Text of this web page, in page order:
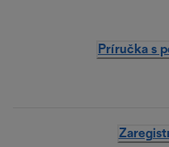
Príručka s